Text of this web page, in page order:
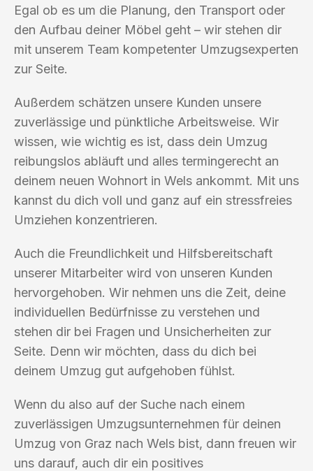
Egal ob es um die Planung, den Transport oder
den Aufbau deiner Möbel geht – wir stehen dir
mit unserem Team kompetenter Umzugsexperten
zur Seite.
Außerdem schätzen unsere Kunden unsere
zuverlässige und pünktliche Arbeitsweise. Wir
wissen, wie wichtig es ist, dass dein Umzug
reibungslos abläuft und alles termingerecht an
deinem neuen Wohnort in Wels ankommt. Mit uns
kannst du dich voll und ganz auf ein stressfreies
Umziehen konzentrieren.
Auch die Freundlichkeit und Hilfsbereitschaft
unserer Mitarbeiter wird von unseren Kunden
hervorgehoben. Wir nehmen uns die Zeit, deine
individuellen Bedürfnisse zu verstehen und
stehen dir bei Fragen und Unsicherheiten zur
Seite. Denn wir möchten, dass du dich bei
deinem Umzug gut aufgehoben fühlst.
Wenn du also auf der Suche nach einem
zuverlässigen Umzugsunternehmen für deinen
Umzug von Graz nach Wels bist, dann freuen wir
uns darauf, auch dir ein positives